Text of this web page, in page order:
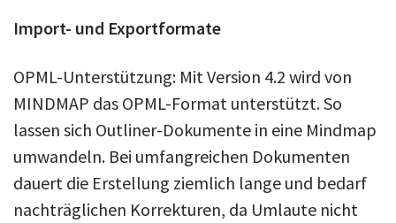
Import- und Exportformate
OPML-Unterstützung: Mit Version 4.2 wird von
MINDMAP das OPML-Format unterstützt. So
lassen sich Outliner-Dokumente in eine Mindmap
umwandeln. Bei umfangreichen Dokumenten
dauert die Erstellung ziemlich lange und bedarf
nachträglichen Korrekturen, da Umlaute nicht